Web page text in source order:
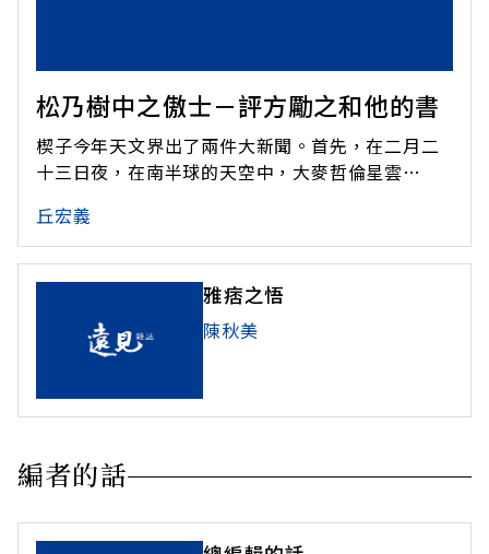
松乃樹中之傲士－評方勵之和他的書
楔子今年天文界出了兩件大新聞。首先，在二月二
十三日夜，在南半球的天空中，大麥哲倫星雲
突然出現了一顆很亮的新星。不到幾小時，天文學
家就鑑定出這新星就是自十七世紀末以來的第一次
發現、二十世紀的天文學家等了幾乎一個世紀的超
丘宏義
雅痞之悟
陳秋美
編者的話